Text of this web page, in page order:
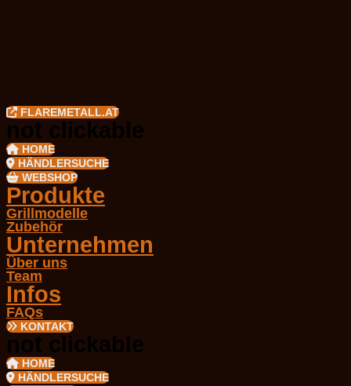
FLAREMETALL.AT
not clickable
HOME
HÄNDLERSUCHE
WEBSHOP
Produkte
Grillmodelle
Zubehör
Unternehmen
Über uns
Team
Infos
FAQs
KONTAKT
not clickable
HOME
HÄNDLERSUCHE